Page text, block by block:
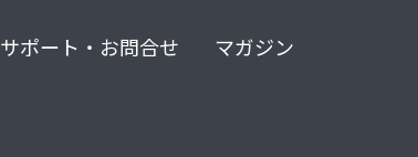
サポート・お問合せ マガジン